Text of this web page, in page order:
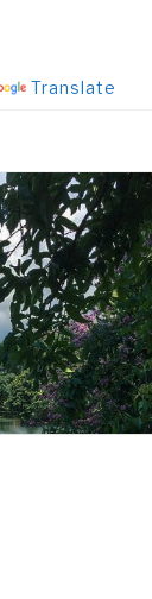
Translate